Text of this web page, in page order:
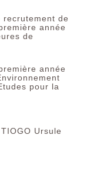
de
année
de
année
pour la
Ursule